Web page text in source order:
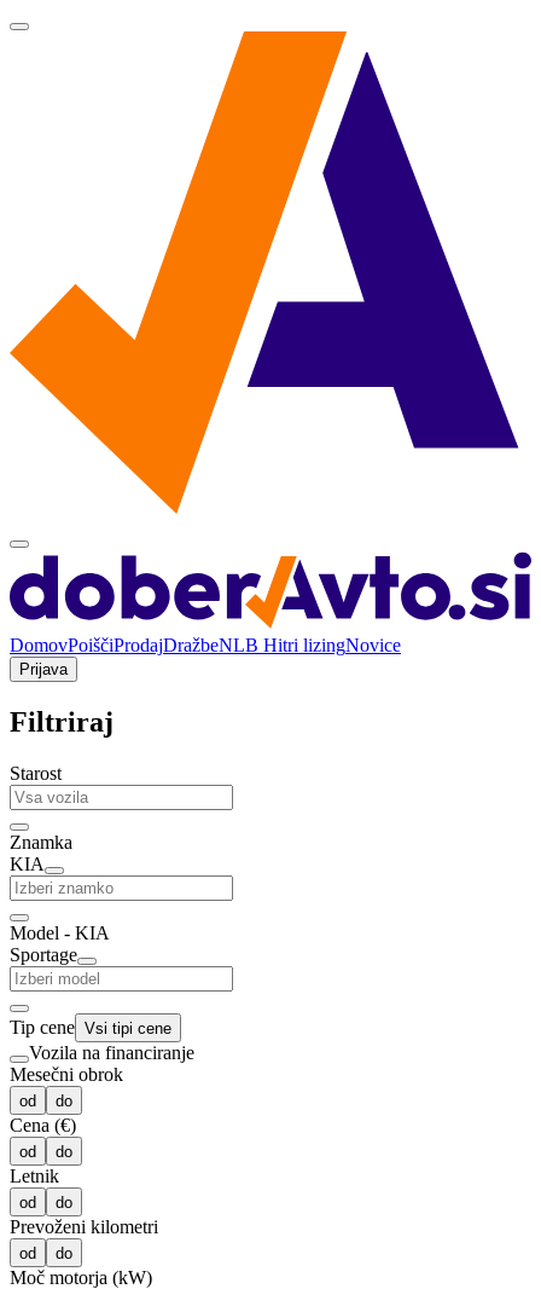
DomovPoiščiProdajDražbeNLB Hitri lizingNovice
Prijava
Filtriraj
Starost
Znamka
KIA
Model - KIA
Sportage
Tip cene Vsi tipi cene
Vozila na financiranje
Mesečni obrok
od do
Cena (€)
od do
Letnik
od do
Prevoženi kilometri
od do
Moč motorja (kW)